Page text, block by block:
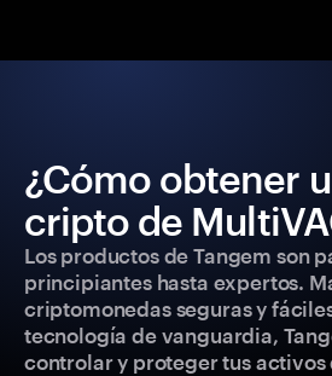
¿Cómo obtener
cripto de
Los productos de Tangem son
principiantes hasta expertos.
criptomonedas seguras y
tecnología de vanguardia,
controlar y proteger tus activos